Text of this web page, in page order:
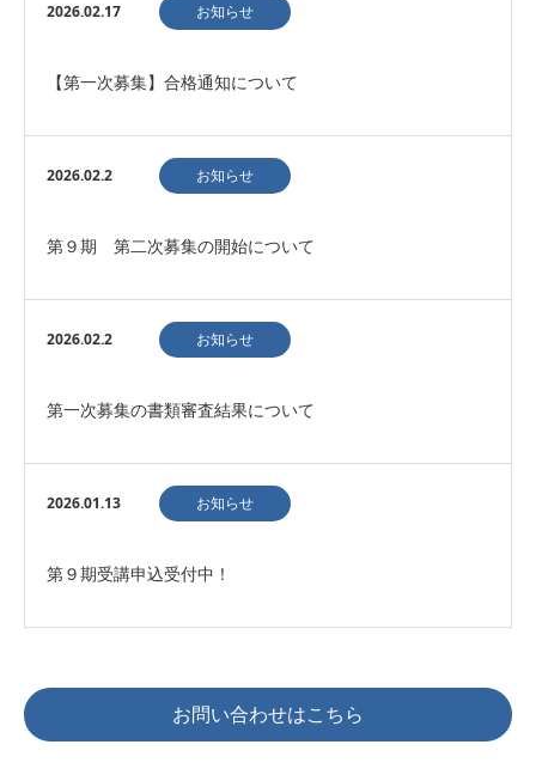
2026.02.17 お知らせ
【第一次募集】合格通知について
2026.02.2 お知らせ
第９期 第二次募集の開始について
2026.02.2 お知らせ
第一次募集の書類審査結果について
2026.01.13 お知らせ
第９期受講申込受付中！
お問い合わせはこちら